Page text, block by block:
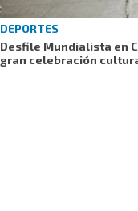
DEPORTES
Desfile Mundialista en
gran celebración